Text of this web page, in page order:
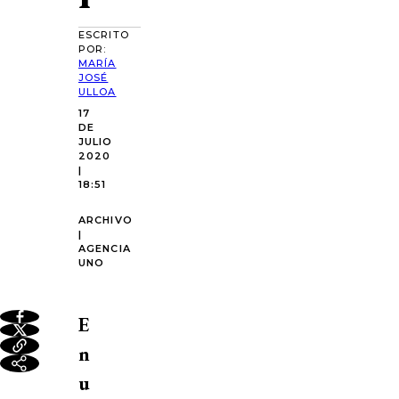
ESCRITO
POR:
MARÍA
JOSÉ
ULLOA
17
DE
JULIO
2020
|
18:51
ARCHIVO
|
AGENCIA
UNO
E
n
u